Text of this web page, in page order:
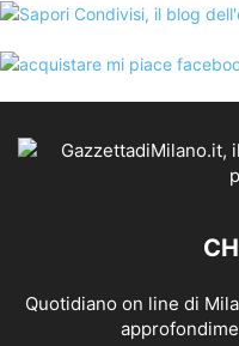
Quotidiano on line di